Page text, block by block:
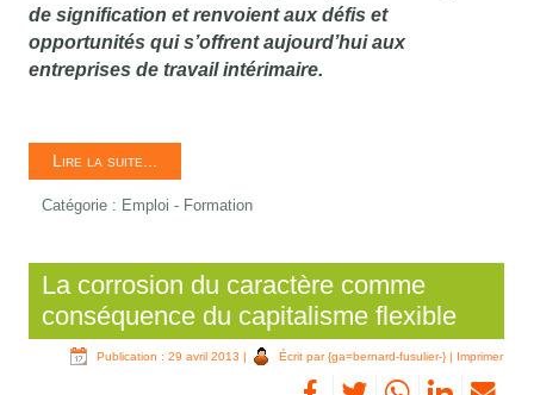
de signification et renvoient aux défis et
opportunités qui s’offrent aujourd’hui aux
entreprises de travail intérimaire.
Lire la suite...
Catégorie : Emploi - Formation
La corrosion du caractère comme
conséquence du capitalisme flexible
Publication : 29 avril 2013 | Écrit par {ga=bernard-fusulier-} | Imprimer